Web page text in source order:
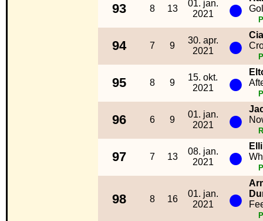
93 8 13
01. jan.
2021
●
94 7 9
30. apr.
2021
●
95 8 9
15. okt.
2021
●
96 6 9
01. jan.
2021
●
97 7 13
08. jan.
2021
●
98 8 16
01. jan.
2021
●